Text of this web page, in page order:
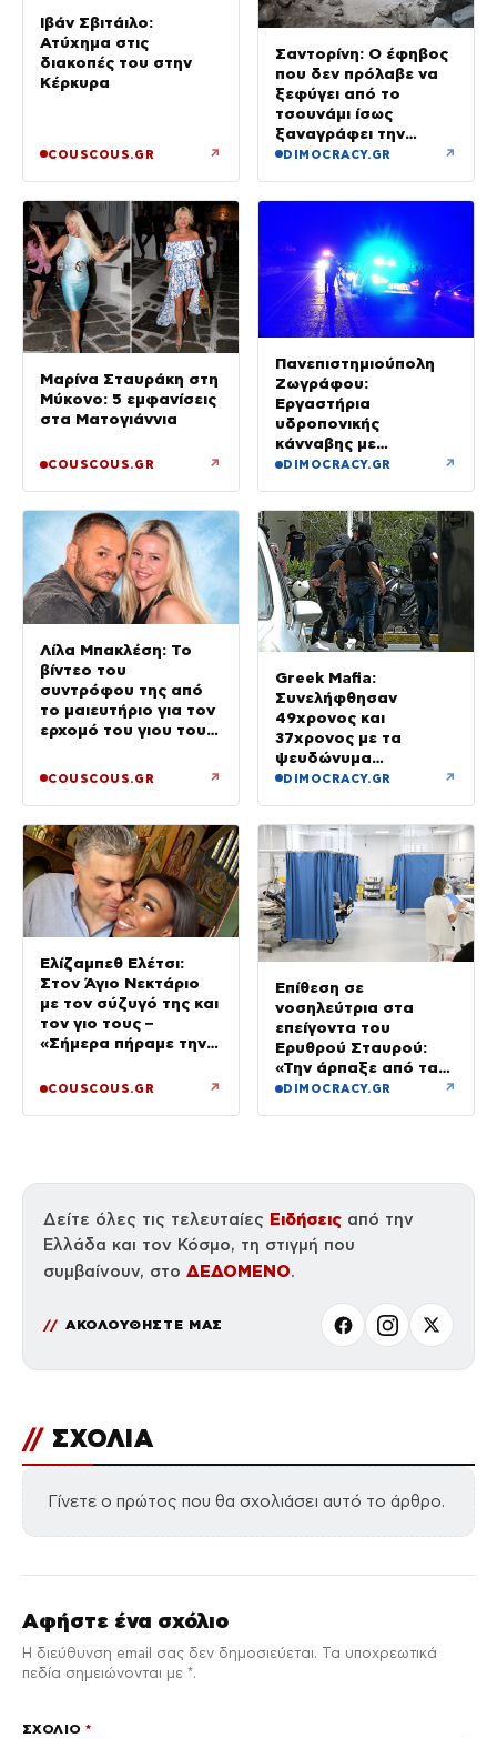
Ιβάν Σβιτάιλο:
Ατύχημα στις
διακοπές του στην
Κέρκυρα
COUSCOUS.GR ↗
Σαντορίνη: Ο έφηβος
που δεν πρόλαβε να
ξεφύγει από το
τσουνάμι ίσως
ξαναγράφει την
ιστορία της μινωικής
DIMOCRACY.GR ↗
Μαρίνα Σταυράκη στη
Μύκονο: 5 εμφανίσεις
στα Ματογιάννια
COUSCOUS.GR ↗
Πανεπιστημιούπολη
Ζωγράφου:
Εργαστήρια
υδροπονικής
κάνναβης με
προσδοκώμενο
Χειροπέδες σε τρία
άτομα
DIMOCRACY.GR ↗
Λίλα Μπακλέση: Το
βίντεο του
συντρόφου της από
το μαιευτήριο για τον
ερχομό του γιου τους
COUSCOUS.GR ↗
Greek Mafia:
Συνελήφθησαν
49χρονος και
37χρονος με τα
ψευδώνυμα
«πίτμπουλ» και
DIMOCRACY.GR ↗
Ελίζαμπεθ Ελέτσι:
Στον Άγιο Νεκτάριο
με τον σύζυγό της και
τον γιο τους –
«Σήμερα πήραμε την
COUSCOUS.GR ↗
Επίθεση σε
νοσηλεύτρια στα
επείγοντα του
Ερυθρού Σταυρού:
«Την άρπαξε από τα
μαλλιά, της κατάφερε
DIMOCRACY.GR ↗
Δείτε όλες τις τελευταίες Ειδήσεις από την
Ελλάδα και τον Κόσμο, τη στιγμή που
συμβαίνουν, στο ΔΕΔΟΜΕΝΟ.
ΑΚΟΛΟΥΘΗΣΤΕ ΜΑΣ
// ΣΧΟΛΙΑ
Γίνετε ο πρώτος που θα σχολιάσει αυτό το άρθρο.
Αφήστε ένα σχόλιο
Η διεύθυνση email σας δεν δημοσιεύεται. Τα υποχρεωτικά
πεδία σημειώνονται με *.
ΣΧΌΛΙΟ*